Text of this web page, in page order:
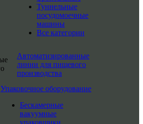
Туннельные
посудомоечные
машины
Все категории
Автоматизированные
линии для пищевого
производства
Упаковочное оборудование
Бескамерные
вакуумные
упаковщики